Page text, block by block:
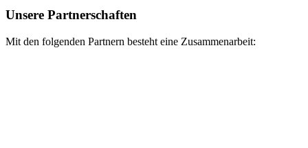
Unsere Partnerschaften
Mit den folgenden Partnern besteht eine Zusammenarbeit: